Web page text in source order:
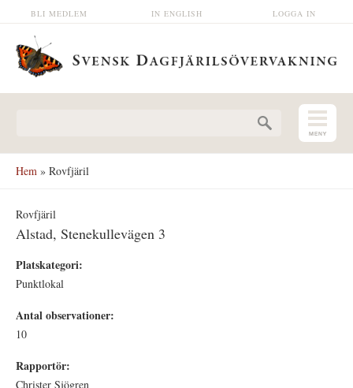
Hoppa till huvudinnehåll LOGGA IN
IN ENGLISH
BLI MEDLEM
Hem » Rovfjäril
Rovfjäril
Alstad, Stenekullevägen 3
Platskategori:
Punktlokal
Antal observationer:
10
Rapportör:
Christer Sjögren